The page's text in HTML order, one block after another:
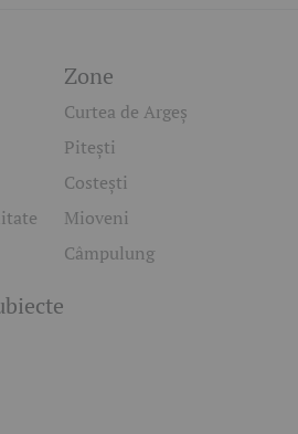
Zone
Curtea de Argeș
Pitești
Costești
Mioveni
Câmpulung